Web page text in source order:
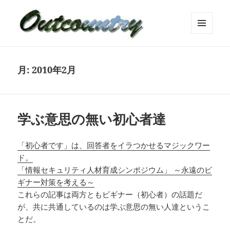
月:2010年2月
学ぶ意思の無い初心者達
「初心者です」は、回答者をイラつかせるマジックワー
ド。
「情報セキュリティ人材育成シンポジウム」 ～永遠のビ
ギナー対策を考える～
これらの記事は両方ともビギナー（初心者）の話題だ
が、共に共通しているのは学ぶ意思の無い人達というこ
とだ。